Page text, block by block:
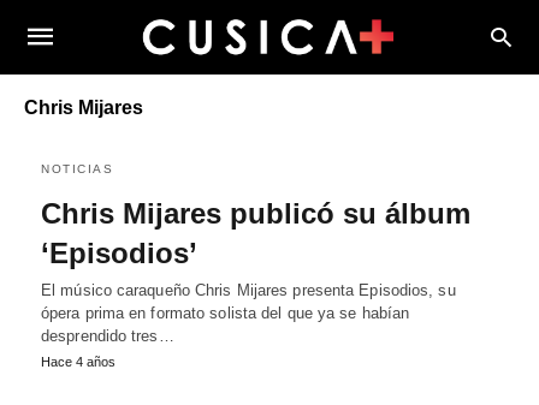
Chris Mijares
NOTICIAS
Chris Mijares publicó su álbum
‘Episodios’
El músico caraqueño Chris Mijares presenta Episodios, su
ópera prima en formato solista del que ya se habían
desprendido tres…
Hace 4 años